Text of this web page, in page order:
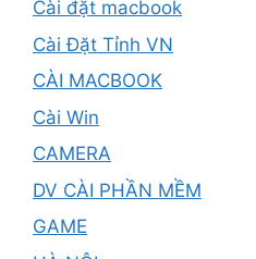
Cài đặt macbook
Cài Đặt Tỉnh VN
CÀI MACBOOK
Cài Win
CAMERA
DV CÀI PHẦN MỀM
GAME